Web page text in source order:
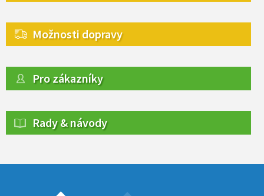
Možnosti dopravy
Pro zákazníky
Rady & návody